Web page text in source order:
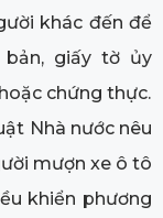
khác đến để
bản, giấy tờ ủy
chứng thực.
Nhà nước nêu
mượn xe ô tô
khiển phương